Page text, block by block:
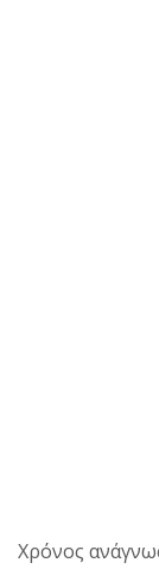
Χρόνος